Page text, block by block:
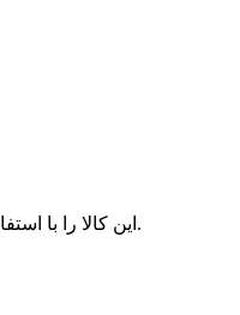
این کالا را با استفاده از کلمات کوتاه و ساده توضیح دهید.